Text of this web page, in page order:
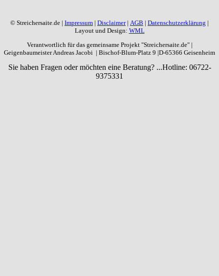
© Streichersaite.de | Impressum | Disclaimer| AGB | Datenschutzerklärung |
Layout und Design: WML
Verantwortlich für das gemeinsame Projekt "Streichersaite.de" |
Geigenbaumeister Andreas Jacobi | Bischof-Blum-Platz 9 |D-65366 Geisenheim
Sie haben Fragen oder möchten eine Beratung? ...Hotline: 06722-
9375331